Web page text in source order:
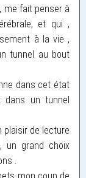
me fait penser à
et qui ,
à la vie ,
tunnel au bout
dans cet état
dans un tunnel
plaisir de lecture
un grand choix
.
mon coup de